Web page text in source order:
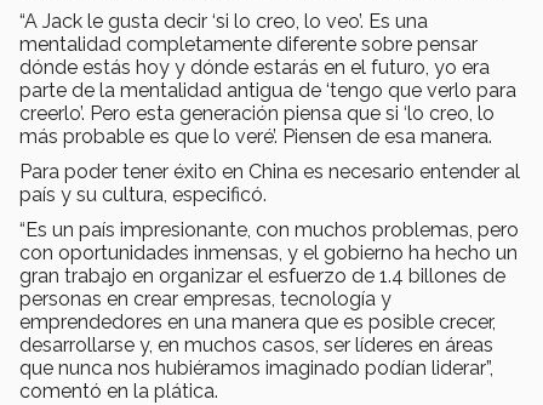
“A Jack le gusta decir ‘si lo creo, lo veo’. Es una
mentalidad completamente diferente sobre pensar
dónde estás hoy y dónde estarás en el futuro, yo era
parte de la mentalidad antigua de ‘tengo que verlo para
creerlo’. Pero esta generación piensa que si ‘lo creo, lo
más probable es que lo veré’. Piensen de esa manera.
Para poder tener éxito en China es necesario entender al
país y su cultura, especificó.
“Es un país impresionante, con muchos problemas, pero
con oportunidades inmensas, y el gobierno ha hecho un
gran trabajo en organizar el esfuerzo de 1.4 billones de
personas en crear empresas, tecnología y
emprendedores en una manera que es posible crecer,
desarrollarse y, en muchos casos, ser líderes en áreas
que nunca nos hubiéramos imaginado podían liderar”,
comentó en la plática.